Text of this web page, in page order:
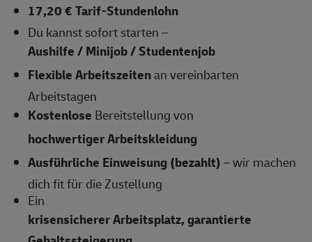
17,20 € Tarif-Stundenlohn
Du kannst sofort starten –
Aushilfe / Minijob / Studentenjob
Flexible Arbeitszeitenan vereinbarten
Arbeitstagen
Kostenlose Bereitstellung von
hochwertiger Arbeitskleidung
Ausführliche Einweisung (bezahlt)– wir machen
dich fit für die Zustellung
Ein
krisensicherer Arbeitsplatz, garantierte